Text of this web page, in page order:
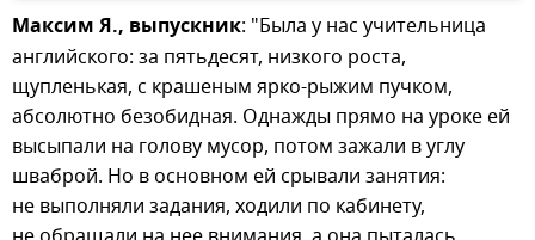
Максим Я., выпускник: "Была у нас учительница
английского: за пятьдесят, низкого роста,
щупленькая, с крашеным ярко-рыжим пучком,
абсолютно безобидная. Однажды прямо на уроке ей
высыпали на голову мусор, потом зажали в углу
шваброй. Но в основном ей срывали занятия:
не выполняли задания, ходили по кабинету,